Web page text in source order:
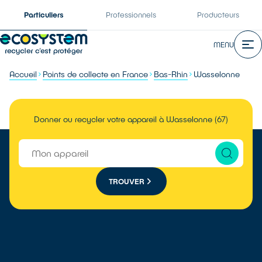
Particuliers Professionnels Producteurs
MENU
Accueil Points de collecte en France Bas-Rhin Wasselonne
Donner ou recycler votre appareil à Wasselonne (67)
TROUVER